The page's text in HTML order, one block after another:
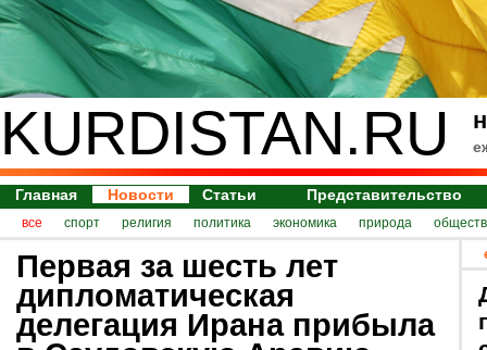
KURDISTAN.RU
Главная Новости Статьи Представительство
все спорт религия политика экономика природа
Первая за шесть лет
дипломатическая
делегация Ирана прибыла